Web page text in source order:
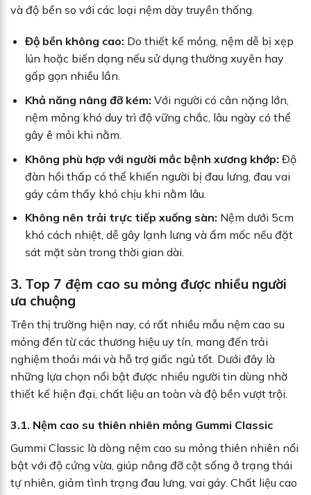
và độ bền so với các loại nệm dày truyền thống.
Độ bền không cao: Do thiết kế mỏng, nệm dễ bị xẹp
lún hoặc biến dạng nếu sử dụng thường xuyên hay
gấp gọn nhiều lần.
Khả năng nâng đỡ kém: Với người có cân nặng lớn,
nệm mỏng khó duy trì độ vững chắc, lâu ngày có thể
gây ê mỏi khi nằm.
Không phù hợp với người mắc bệnh xương khớp: Độ
đàn hồi thấp có thể khiến người bị đau lưng, đau vai
gáy cảm thấy khó chịu khi nằm lâu.
Không nên trải trực tiếp xuống sàn: Nệm dưới 5cm
khó cách nhiệt, dễ gây lạnh lưng và ẩm mốc nếu đặt
sát mặt sàn trong thời gian dài.
3. Top 7 đệm cao su mỏng được nhiều người
ưa chuộng
Trên thị trường hiện nay, có rất nhiều mẫu nệm cao su
mỏng đến từ các thương hiệu uy tín, mang đến trải
nghiệm thoải mái và hỗ trợ giấc ngủ tốt. Dưới đây là
những lựa chọn nổi bật được nhiều người tin dùng nhờ
thiết kế hiện đại, chất liệu an toàn và độ bền vượt trội.
3.1. Nệm cao su thiên nhiên mỏng Gummi Classic
Gummi Classic là dòng nệm cao su mỏng thiên nhiên nổi
bật với độ cứng vừa, giúp nâng đỡ cột sống ở trạng thái
tự nhiên, giảm tình trạng đau lưng, vai gáy. Chất liệu cao